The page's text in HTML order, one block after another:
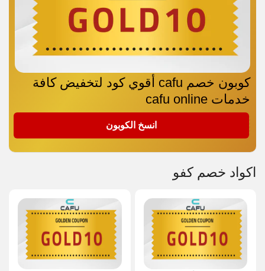
كوبون خصم cafu أقوي كود لتخفيض كافة
خدمات cafu online
انسخ الكوبون
اكواد خصم كفو